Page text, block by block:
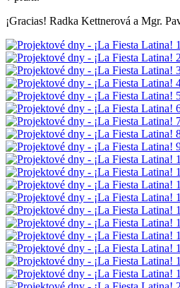
¡Gracias! Radka Kettnerová a Mgr.